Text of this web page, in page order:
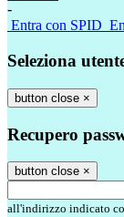
-
Entra con SPID
Seleziona
button close ×
Recupero
button close ×
all'indirizzo indicato